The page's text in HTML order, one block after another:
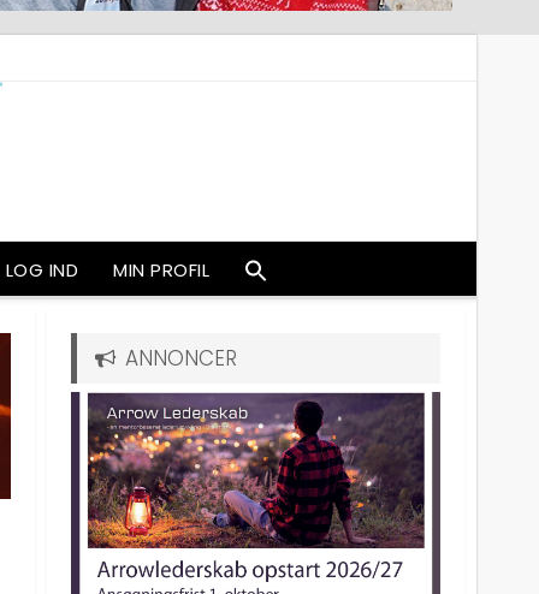
LOG IND MIN PROFIL
ANNONCER